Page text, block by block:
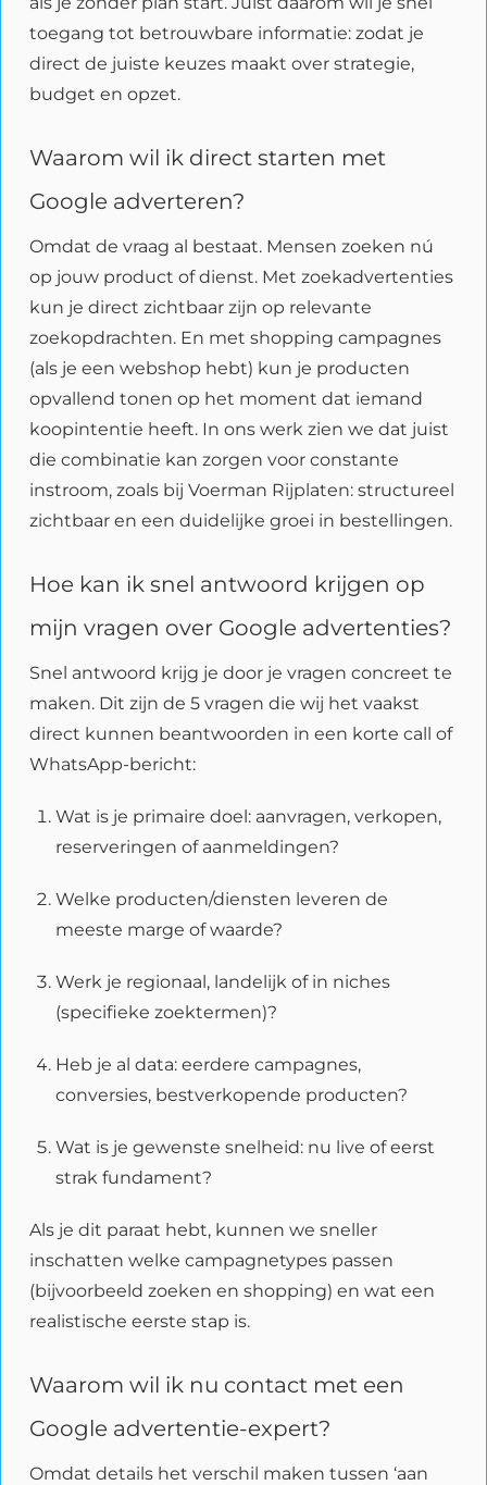
toegang tot betrouwbare informatie: zodat je
direct de juiste keuzes maakt over strategie,
budget en opzet.
Waarom wil ik direct starten met
Google adverteren?
Omdat de vraag al bestaat. Mensen zoeken nú
op jouw product of dienst. Met zoekadvertenties
kun je direct zichtbaar zijn op relevante
zoekopdrachten. En met shopping campagnes
(als je een webshop hebt) kun je producten
opvallend tonen op het moment dat iemand
koopintentie heeft. In ons werk zien we dat juist
die combinatie kan zorgen voor constante
instroom, zoals bij Voerman Rijplaten: structureel
zichtbaar en een duidelijke groei in bestellingen.
Hoe kan ik snel antwoord krijgen op
mijn vragen over Google advertenties?
Snel antwoord krijg je door je vragen concreet te
maken. Dit zijn de 5 vragen die wij het vaakst
direct kunnen beantwoorden in een korte call of
WhatsApp-bericht:
Wat is je primaire doel: aanvragen, verkopen,
reserveringen of aanmeldingen?
Welke producten/diensten leveren de
meeste marge of waarde?
Werk je regionaal, landelijk of in niches
(specifieke zoektermen)?
Heb je al data: eerdere campagnes,
conversies, bestverkopende producten?
Wat is je gewenste snelheid: nu live of eerst
strak fundament?
Als je dit paraat hebt, kunnen we sneller
inschatten welke campagnetypes passen
(bijvoorbeeld zoeken en shopping) en wat een
realistische eerste stap is.
Waarom wil ik nu contact met een
Google advertentie-expert?
Omdat details het verschil maken tussen ‘aan